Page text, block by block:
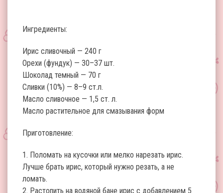
Ингредиенты:
Ирис сливочный — 240 г
Орехи (фундук) — 30–37 шт.
Шоколад темный — 70 г
Сливки (10%) — 8–9 ст.л.
Масло сливочное — 1,5 ст. л.
Масло растительное для смазывания форм
Приготовление:
1. Поломать на кусочки или мелко нарезать ирис.
Лучше брать ирис, который нужно резать, а не
ломать.
2. Растопить на водяной бане ирис с добавлением 5